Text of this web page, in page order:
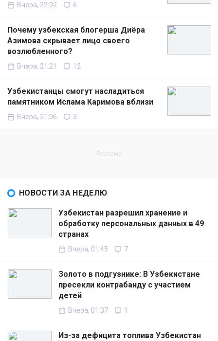
Вчера, 22:02 6
Почему узбекская блогерша Диёра
Азимова скрывает лицо своего
возлюбленного?
Вчера, 21:21 12
Узбекистанцы смогут насладиться
памятником Ислама Каримова вблизи
Вчера, 21:06 3
НОВОСТИ ЗА НЕДЕЛЮ
Узбекистан разрешил хранение и
обработку персональных данных в 49
странах
Вчера, 01:45 7
Золото в подгузнике: В Узбекистане
пресекли контрабанду с участием
детей
Вчера, 01:37 1
Из-за дефицита топлива Узбекистан